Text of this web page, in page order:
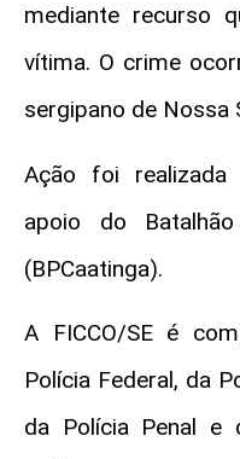
mediante recurso
vítima. O crime
sergipano de Nossa
Ação foi
apoio do
(BPCaatinga).
A FICCO/SE é
Polícia Federal, da
da Polícia Penal e